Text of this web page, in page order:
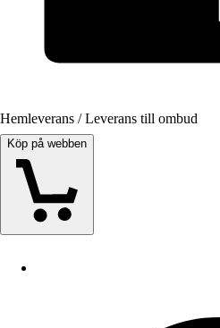
Hemleverans / Leverans till ombud
Köp på webben